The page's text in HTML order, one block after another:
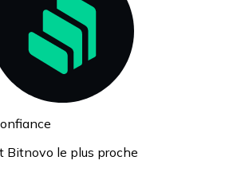
Bitnovo le plus proche